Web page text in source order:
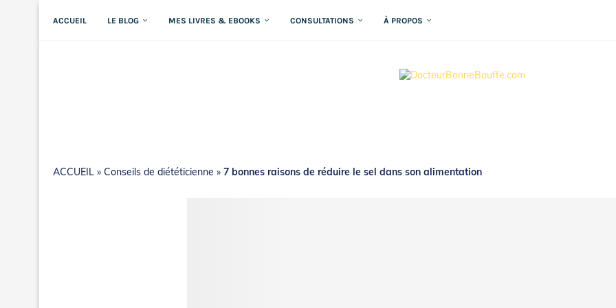
ACCUEIL LE BLOG MES LIVRES & EBOOKS CONSULTATIONS À PROPOS
ACCUEIL » Conseils de diététicienne » 7 bonnes raisons de réduire le sel dans son alimentation